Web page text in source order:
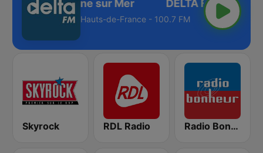
FM Boulogne sur Mer
Hauts-de-France - 100.7 FM
Skyrock RDL Radio Radio Bonheur